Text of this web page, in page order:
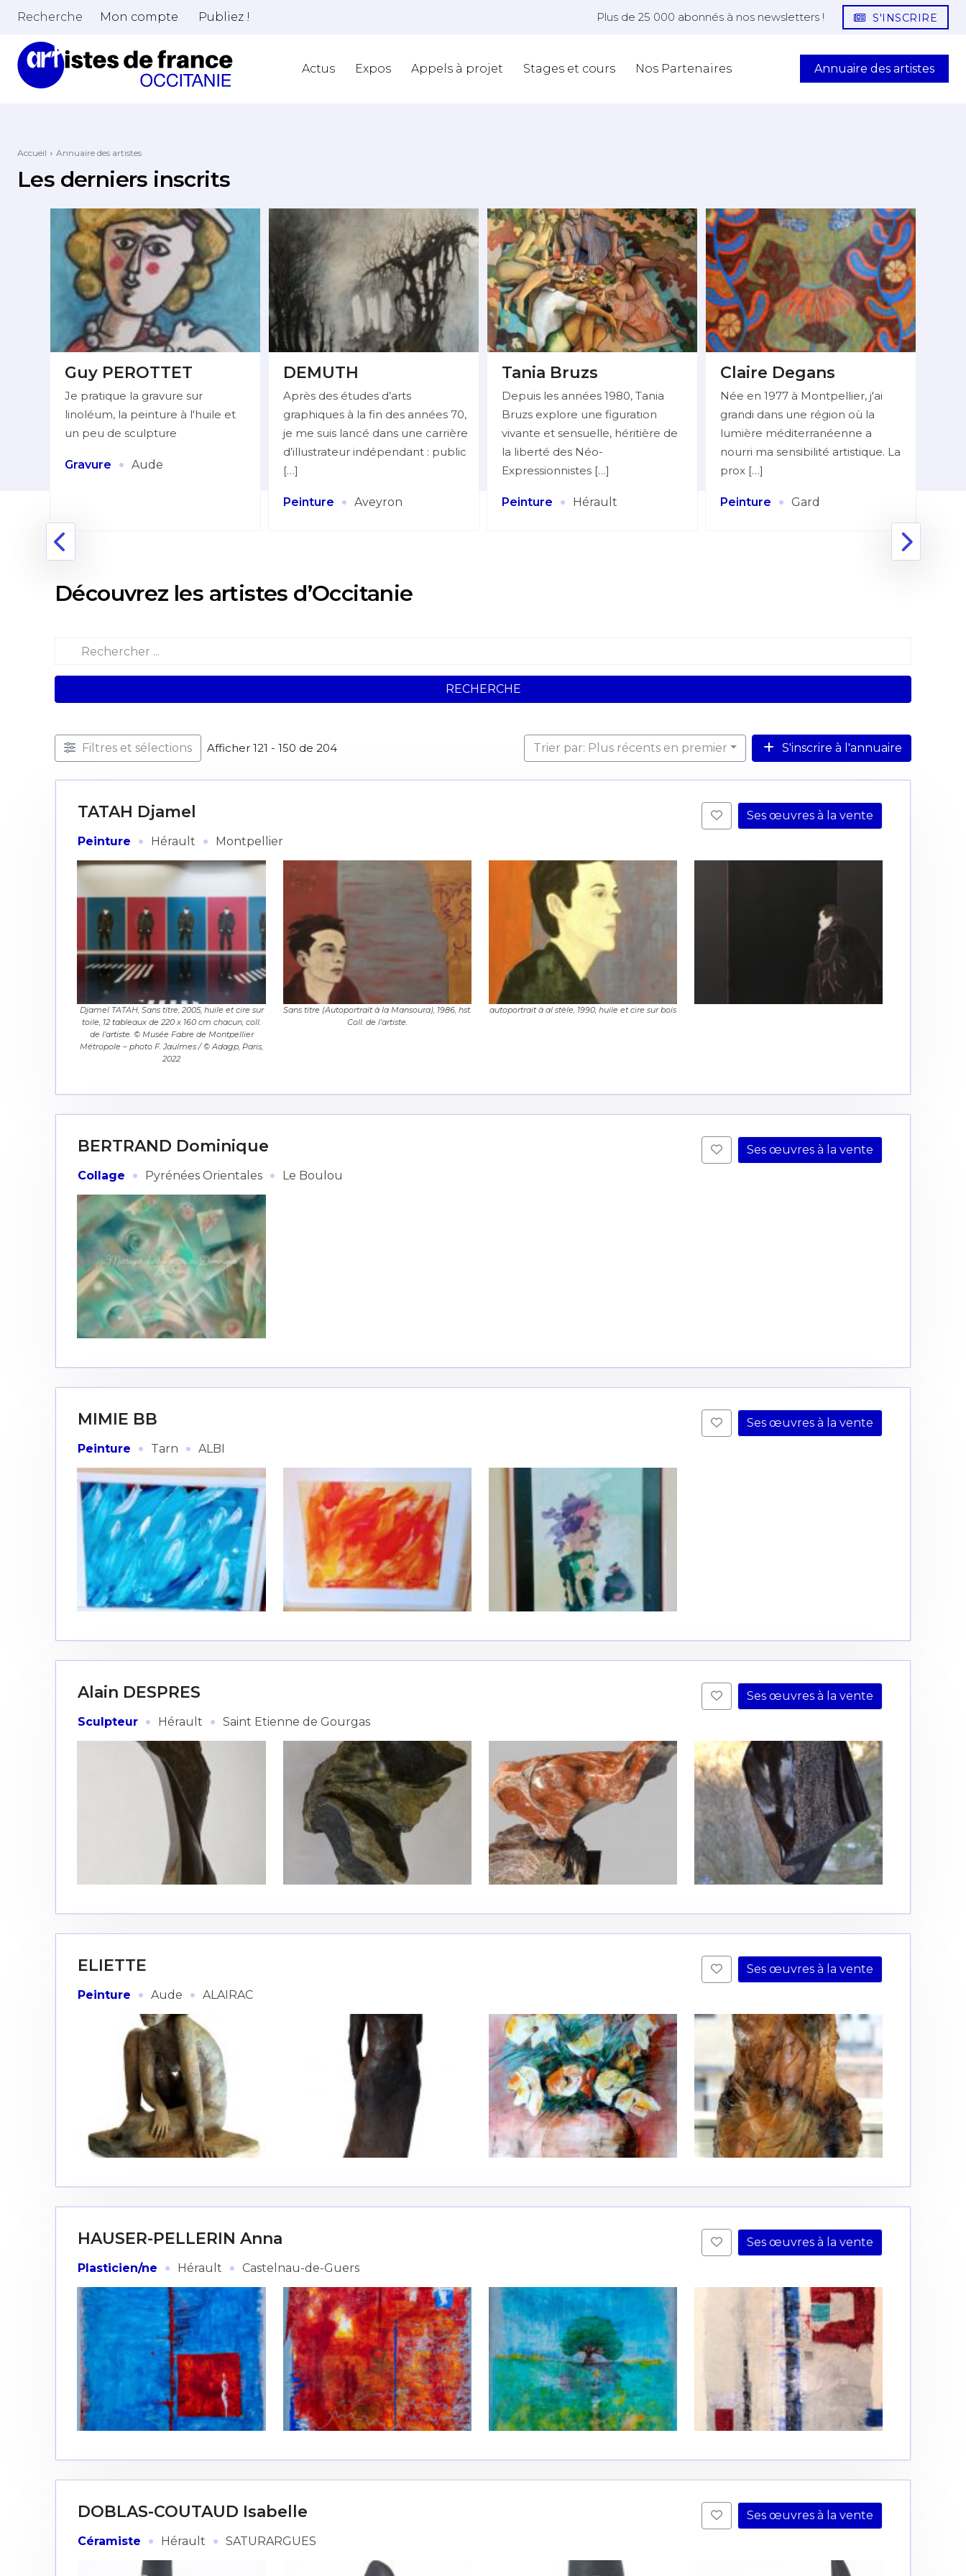
Adresse email*
Prénom
Statut / Organisation
* Champ obligatoire
Nom
Statut / Organisation
J'accepte les
Recherche Mon compte Publiez ! Plus de 25 000 abonnés à nos newsletters ! S'INSCRIRE
Actus Expos Appels à projet Stages et cours Nos Partenaires Annuaire des artistes
Accueil Annuaire des artistes
Les derniers inscrits
Guy PEROTTET
Je pratique la gravure sur
linoléum, la peinture à l'huile et
un peu de sculpture
Gravure · Aude
DEMUTH
Après des études d’arts
graphiques à la fin des années 70,
je me suis lancé dans une carrière
d’illustrateur indépendant : public
[…]
Peinture · Aveyron
Tania Bruzs
Depuis les années 1980, Tania
Bruzs explore une figuration
vivante et sensuelle, héritière de
la liberté des Néo-
Expressionnistes […]
Peinture · Hérault
Claire Degans
Née en 1977 à Montpellier, j'ai
grandi dans une région où la
lumière méditerranéenne a
nourri ma sensibilité artistique. La
prox […]
Peinture · Gard
Découvrez les artistes d’Occitanie
RECHERCHE
Filtres et sélections Afficher 121 - 150 de 204 Trier par: Plus récents en premier S'inscrire à l'annuaire
TATAH Djamel
Peinture · Hérault · Montpellier
Ses œuvres à la vente
Djamel TATAH, Sans titre, 2005, huile et cire sur
toile, 12 tableaux de 220 x 160 cm chacun, coll.
de l’artiste. © Musée Fabre de Montpellier
Métropole – photo F. Jaulmes / © Adagp, Paris,
2022
Sans titre (Autoportrait à la Mansoura), 1986, hst.
Coll. de l’artiste.
autoportrait à al stèle, 1990, huile et cire sur bois
BERTRAND Dominique
Collage · Pyrénées Orientales · Le Boulou
Ses œuvres à la vente
MIMIE BB
Peinture · Tarn · ALBI
Ses œuvres à la vente
Alain DESPRES
Sculpteur · Hérault · Saint Etienne de Gourgas
Ses œuvres à la vente
ELIETTE
Peinture · Aude · ALAIRAC
Ses œuvres à la vente
HAUSER-PELLERIN Anna
Plasticien/ne · Hérault · Castelnau-de-Guers
Ses œuvres à la vente
DOBLAS-COUTAUD Isabelle
Céramiste · Hérault · SATURARGUES
Ses œuvres à la vente